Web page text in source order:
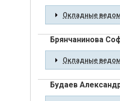
Окладные
Брянчанинова
Окладные
Будаев